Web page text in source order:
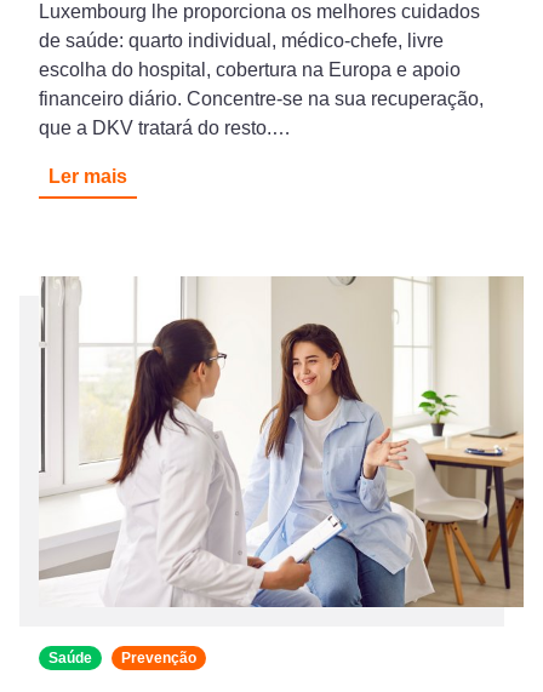
Luxembourg lhe proporciona os melhores cuidados
de saúde: quarto individual, médico-chefe, livre
escolha do hospital, cobertura na Europa e apoio
financeiro diário. Concentre-se na sua recuperação,
que a DKV tratará do resto.…
Ler mais
Saúde Prevenção